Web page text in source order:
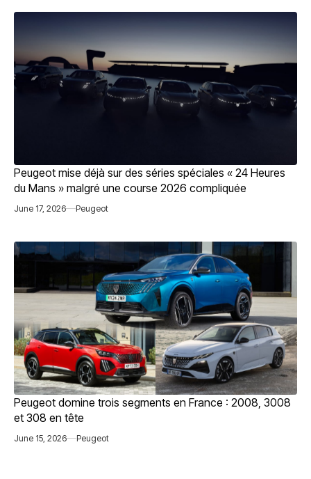
Peugeot mise déjà sur des séries spéciales « 24 Heures
du Mans » malgré une course 2026 compliquée
June 17, 2026 Peugeot
Peugeot domine trois segments en France : 2008, 3008
et 308 en tête
June 15, 2026 Peugeot